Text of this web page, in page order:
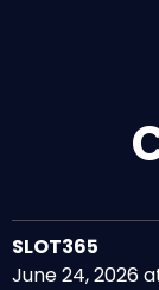
SLOT365
June 24, 2026